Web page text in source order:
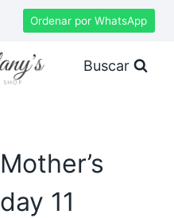
Ordenar por WhatsApp
Buscar
Mother’s
day 11